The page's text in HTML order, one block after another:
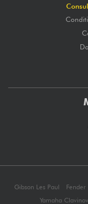
Gibson Les Paul Fender
Yamaha